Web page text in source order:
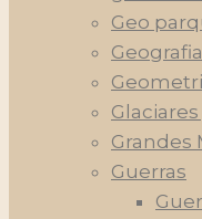
Geo
Geografia
Grandes
Guerras